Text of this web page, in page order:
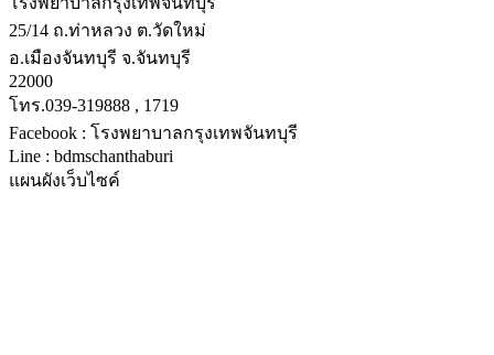
25/14 ถ.ท่าหลวง ต.วัดใหม่
อ.เมืองจันทบุรี จ.จันทบุรี
22000
โทร.039-319888 , 1719
Facebook : โรงพยาบาลกรุงเทพจันทบุรี
Line : bdmschanthaburi
แผนผังเว็บไซค์